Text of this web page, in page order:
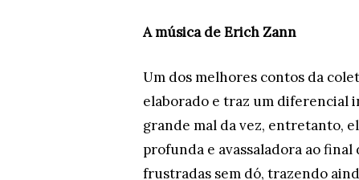
A música de Erich Zann
Um dos melhores contos da
elaborado e traz um diferencial
grande mal da vez, entretanto,
profunda e avassaladora ao final
frustradas sem dó, trazendo